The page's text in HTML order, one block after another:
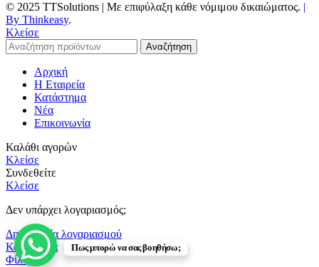
© 2025 TTSolutions | Με επιφύλαξη κάθε νόμιμου δικαιώματος. |
By Thinkeasy.
Κλείσε
Αναζήτηση
Αρχική
Η Εταιρεία
Κατάστημα
Νέα
Επικοινωνία
Καλάθι αγορών
Κλείσε
Συνδεθείτε
Κλείσε
Δεν υπάρχει λογαριασμός;
Δημιουργία λογαριασμού
Πως μπορώ να σας βοηθήσω;
Κατάστημα
Φίλτρα